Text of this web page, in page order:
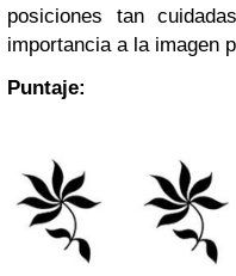
posiciones tan
importancia a la imagen
Puntaje: